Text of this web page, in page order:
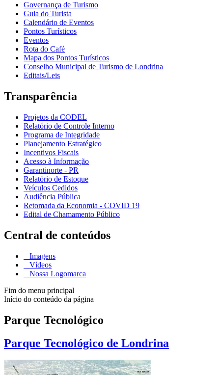
Governança de Turismo
Guia do Turista
Calendário de Eventos
Pontos Turísticos
Eventos
Rota do Café
Mapa dos Pontos Turísticos
Conselho Municipal de Turismo de Londrina
Editais/Leis
Transparência
Projetos da CODEL
Relatório de Controle Interno
Programa de Integridade
Planejamento Estratégico
Incentivos Fiscais
Acesso à Informação
Garantinorte - PR
Relatório de Estoque
Veículos Cedidos
Audiência Pública
Retomada da Economia - COVID 19
Edital de Chamamento Público
Central de conteúdos
Imagens
Vídeos
Nossa Logomarca
Fim do menu principal
Início do conteúdo da página
Parque Tecnológico
Parque Tecnológico de Londrina